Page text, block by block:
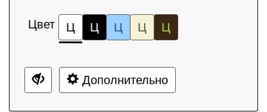
Цвет Ц Ц Ц Ц Ц
Дополнительно